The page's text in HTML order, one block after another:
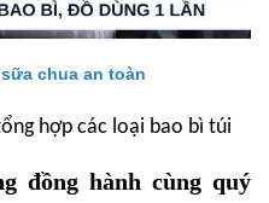
chua an toàn
hợp các loại bao bì túi
đồng hành cùng quý